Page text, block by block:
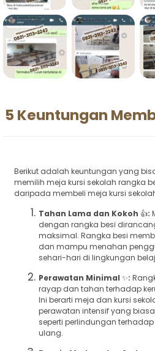
5 Keuntungan
Berikut adalah keuntungan yang
memilih meja kursi sekolah rangka
daripada membeli meja kursi
Tahan Lama dan Kokoh 👍:
dengan rangka besi
maksimal. Rangka besi
dan mampu menahan
sehari-hari di lingkungan
Perawatan Minimal ✨:
rayap dan tahan terhadap
Ini berarti meja dan kursi
perawatan intensif yang
seperti perlindungan
ulang.